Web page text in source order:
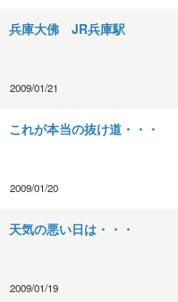
兵庫大佛 JR兵庫駅
2009/01/21
これが本当の抜け道・・・
2009/01/20
天気の悪い日は・・・
2009/01/19